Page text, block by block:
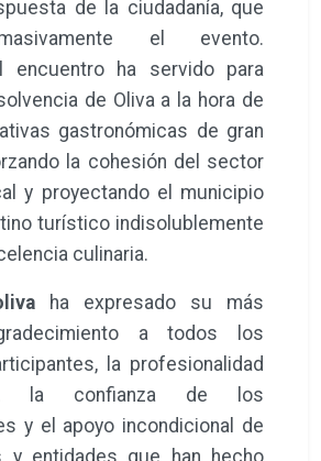
Dotado con 250 euros y
Gastroliva yGrupo Jasa, ha
aMarisquería Civeracon su
“Dos Mares, un Arroz”.
dotación económica, los
recibieron un exclusivo lote
yDestilerías Ferri .
han querido
nivel técnico de
la impecable
de los participantes y la